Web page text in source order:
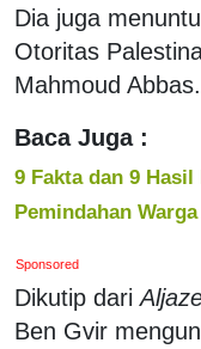
Dia juga
Otoritas
Mahmoud Abbas.
Baca Juga :
9 Fakta dan 9
Pemindahan
Sponsored
Dikutip dari
Ben Gvir